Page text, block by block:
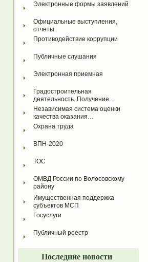
Электронные формы заявлений
Официальные выступления,
отчеты
Противодействие коррупции
Публичные слушания
Электронная приемная
Градостроительная
деятельность. Получение…
Независимая система оценки
качества оказания…
Охрана труда
ВПН-2020
ТОС
ОМВД России по Волосовскому
району
Имущественная поддержка
субъектов МСП
Госуслуги
Публичный реестр
Последние новости